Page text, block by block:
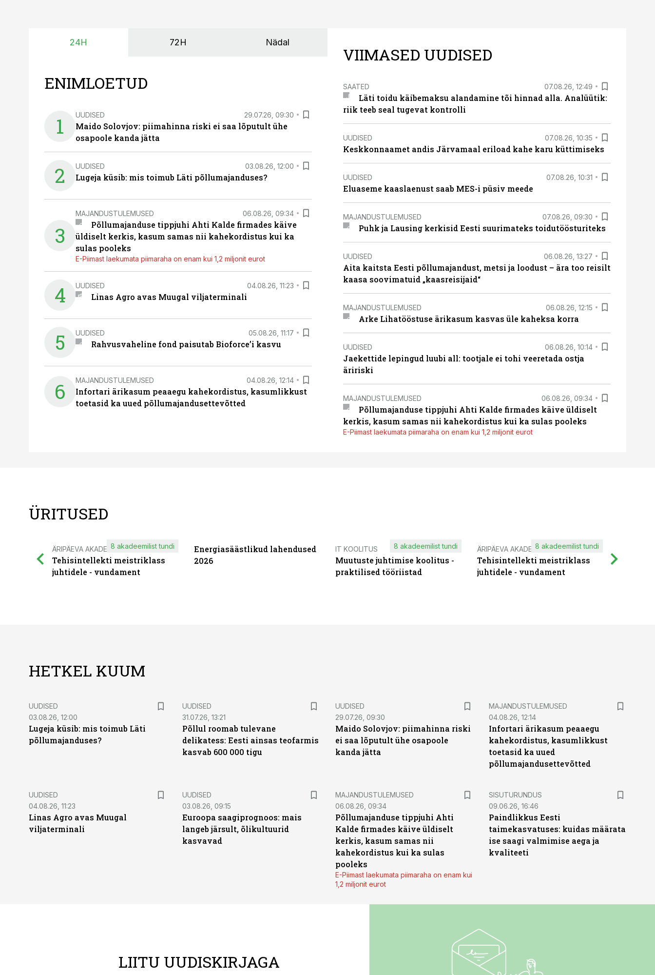
24H 72H Nädal
ENIMLOETUD
1 UUDISED 29.07.26, 09:30
Maido Solovjov: piimahinna riski ei saa lõputult ühe
osapoole kanda jätta
2 UUDISED 03.08.26, 12:00
Lugeja küsib: mis toimub Läti põllumajanduses?
3
MAJANDUSTULEMUSED 06.08.26, 09:34
Põllumajanduse tippjuhi Ahti Kalde firmades käive
üldiselt kerkis, kasum samas nii kahekordistus kui ka
sulas pooleks
E-Piimast laekumata piimaraha on enam kui 1,2 miljonit eurot
4 UUDISED 04.08.26, 11:23
Linas Agro avas Muugal viljaterminali
5 UUDISED 05.08.26, 11:17
Rahvusvaheline fond paisutab Bioforce’i kasvu
6 MAJANDUSTULEMUSED 04.08.26, 12:14
Infortari ärikasum peaaegu kahekordistus, kasumlikkust
toetasid ka uued põllumajandusettevõtted
VIIMASED UUDISED
SAATED 07.08.26, 12:49
Läti toidu käibemaksu alandamine tõi hinnad alla. Analüütik:
riik teeb seal tugevat kontrolli
UUDISED 07.08.26, 10:35
Keskkonnaamet andis Järvamaal eriload kahe karu küttimiseks
UUDISED 07.08.26, 10:31
Eluaseme kaaslaenust saab MES-i püsiv meede
MAJANDUSTULEMUSED 07.08.26, 09:30
Puhk ja Lausing kerkisid Eesti suurimateks toidutöösturiteks
UUDISED 06.08.26, 13:27
Aita kaitsta Eesti põllumajandust, metsi ja loodust – ära too reisilt
kaasa soovimatuid „kaasreisijaid“
MAJANDUSTULEMUSED 06.08.26, 12:15
Arke Lihatööstuse ärikasum kasvas üle kaheksa korra
UUDISED 06.08.26, 10:14
Jaekettide lepingud luubi all: tootjale ei tohi veeretada ostja
äririski
MAJANDUSTULEMUSED 06.08.26, 09:34
Põllumajanduse tippjuhi Ahti Kalde firmades käive üldiselt
kerkis, kasum samas nii kahekordistus kui ka sulas pooleks
E-Piimast laekumata piimaraha on enam kui 1,2 miljonit eurot
ÜRITUSED
ÄRIPÄEVA AKADEEMIA
Tehisintellekti meistriklass
juhtidele - vundament
8 akadeemilist tundi
Energiasäästlikud lahendused
2026
IT KOOLITUS
Muutuste juhtimise koolitus -
praktilised tööriistad
8 akadeemilist tundi ÄRIPÄEVA AKADEEMIA
Tehisintellekti meistriklass
juhtidele - vundament
8 akadeemilist tundi
HETKEL KUUM
UUDISED
03.08.26, 12:00
Lugeja küsib: mis toimub Läti
põllumajanduses?
UUDISED
31.07.26, 13:21
Põllul roomab tulevane
delikatess: Eesti ainsas teofarmis
kasvab 600 000 tigu
UUDISED
29.07.26, 09:30
Maido Solovjov: piimahinna riski
ei saa lõputult ühe osapoole
kanda jätta
MAJANDUSTULEMUSED
04.08.26, 12:14
Infortari ärikasum peaaegu
kahekordistus, kasumlikkust
toetasid ka uued
põllumajandusettevõtted
UUDISED
04.08.26, 11:23
Linas Agro avas Muugal
viljaterminali
UUDISED
03.08.26, 09:15
Euroopa saagiprognoos: mais
langeb järsult, õlikultuurid
kasvavad
MAJANDUSTULEMUSED
06.08.26, 09:34
Põllumajanduse tippjuhi Ahti
Kalde firmades käive üldiselt
kerkis, kasum samas nii
kahekordistus kui ka sulas
pooleks
E-Piimast laekumata piimaraha on enam kui
1,2 miljonit eurot
ST
SISUTURUNDUS
09.06.26, 16:46
Paindlikkus Eesti
taimekasvatuses: kuidas määrata
ise saagi valmimise aega ja
kvaliteeti
LIITU UUDISKIRJAGA